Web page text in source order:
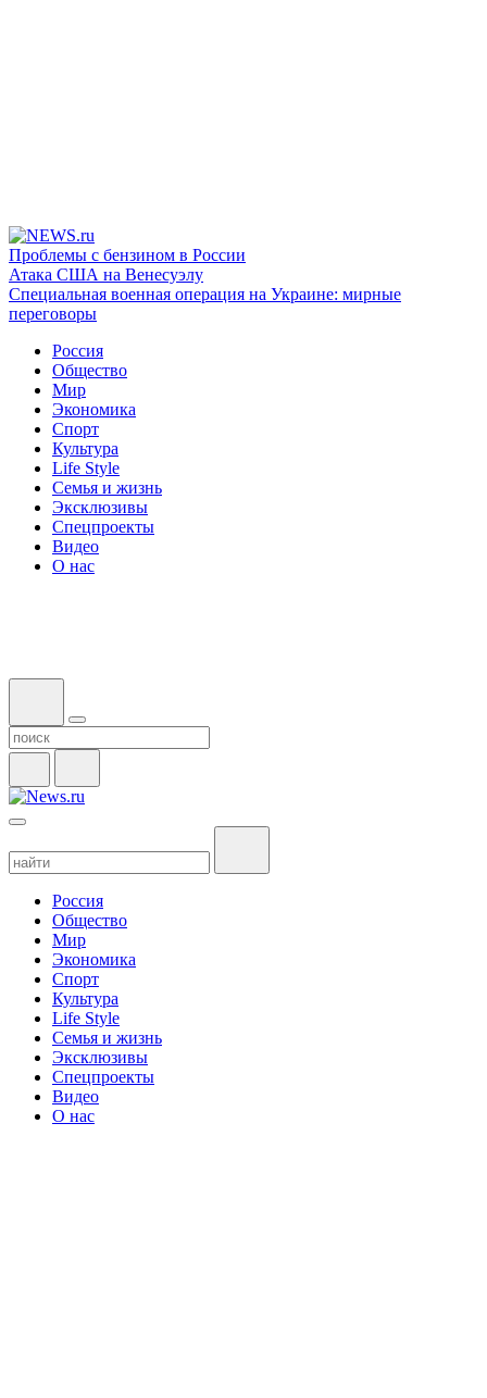
Проблемы с бензином в России
Атака США на Венесуэлу
Специальная военная операция на Украине: мирные
переговоры
Россия
Общество
Мир
Экономика
Спорт
Культура
Life Style
Семья и жизнь
Эксклюзивы
Спецпроекты
Видео
О нас
Россия
Общество
Мир
Экономика
Спорт
Культура
Life Style
Семья и жизнь
Эксклюзивы
Спецпроекты
Видео
О нас